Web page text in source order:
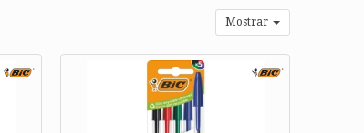
Mostrar